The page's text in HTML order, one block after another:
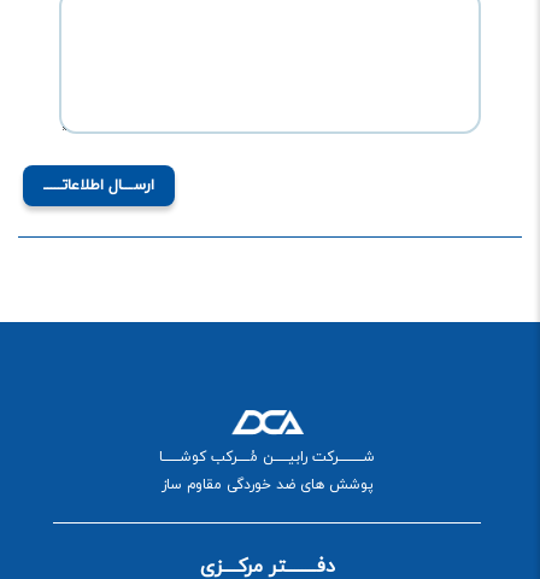
ارســـال اطلاعاتـــــ
شــــــــــرکت رابیــــــن مُـــــرکب کوشـــــــا
پوشش های ضد خوردگی مقاوم ساز
دفــــــــتر مرکــــزی